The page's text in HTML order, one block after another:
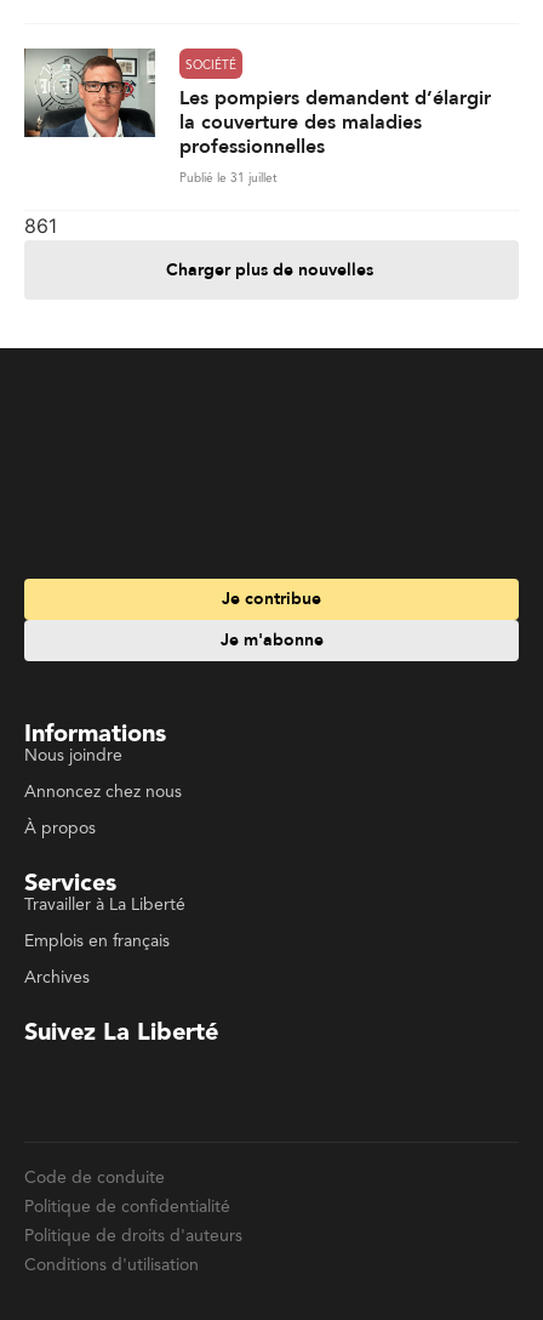
SOCIÉTÉ
Les pompiers demandent d’élargir
la couverture des maladies
professionnelles
Publié le 31 juillet
861
Charger plus de nouvelles
Informations
Services
Travailler à La Liberté
Emplois en français
Suivez La Liberté
La Liberté © 2023